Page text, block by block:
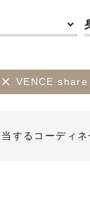
VENCE
するコーディ